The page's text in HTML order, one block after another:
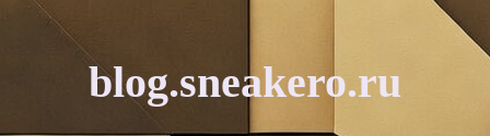
blog.sneakero.ru